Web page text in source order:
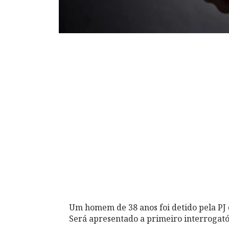
Um homem de 38 anos foi detido pela
Será apresentado a primeiro